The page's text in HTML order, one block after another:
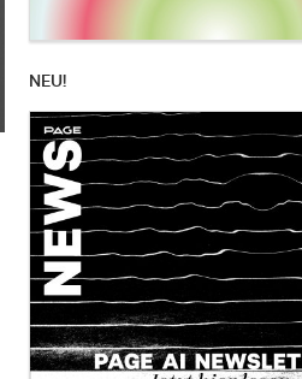
NEU!